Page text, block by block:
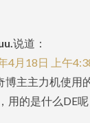
的
国
产
龙
说道：
4月18日 上午
博主主力机使用
用的是什么DE呢